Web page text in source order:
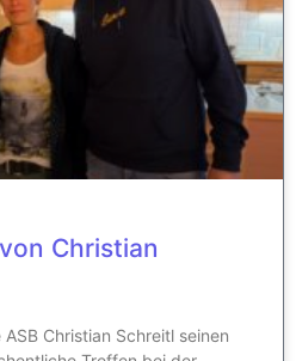
Christian
Christian Schreitl seinen